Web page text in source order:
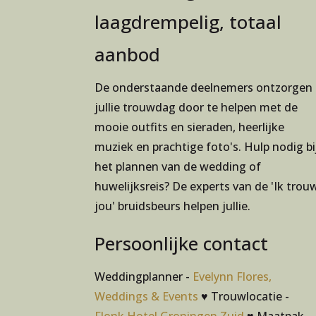
laagdrempelig, totaal
aanbod
De onderstaande deelnemers ontzorgen
jullie trouwdag door te helpen met de
mooie outfits en sieraden, heerlijke
muziek en prachtige foto's. Hulp nodig
het plannen van de wedding of
huwelijksreis? De experts van de 'Ik
jou' bruidsbeurs helpen jullie.
Persoonlijke contact
Weddingplanner - Evelynn Flores,
Weddings & Events ♥ Trouwlocatie -